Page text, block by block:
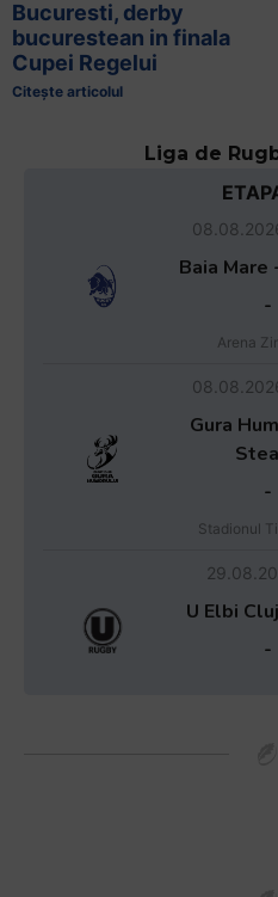
Bucuresti, derby
bucurestean in finala
Cupei Regelui
Citește articolul
Liga de
Baia Mare
-
Arena
Gura
-
Stadionul
U Elbi
-